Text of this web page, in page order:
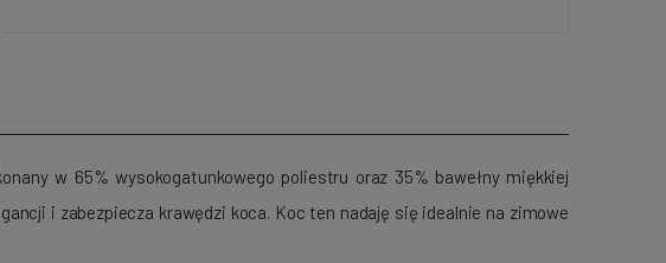
w 65% wysokogatunkowego poliestru oraz 35% bawełny miękkiej
i zabezpiecza krawędzi koca. Koc ten nadaję się idealnie na zimowe